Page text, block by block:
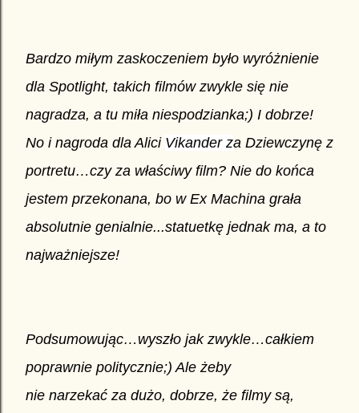
Bardzo miłym zaskoczeniem było wyróżnienie
dla Spotlight, takich filmów zwykle się nie
nagradza, a tu miła niespodzianka;) I dobrze!
No i nagroda dla Alici Vikander za Dziewczynę z
portretu…czy za właściwy film? Nie do końca
jestem przekonana, bo w Ex Machina grała
absolutnie genialnie...statuetkę jednak ma, a to
najważniejsze!
Podsumowując…wyszło jak zwykle…całkiem
poprawnie politycznie;) Ale żeby
nie narzekać za dużo, dobrze, że filmy są,